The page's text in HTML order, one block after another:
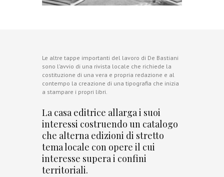
Le altre tappe importanti del lavoro di De Bastiani
sono l’avvio di una rivista locale che richiede la
costituzione di una vera e propria redazione e al
contempo la creazione di una tipografia che inizia
a stampare i propri libri.
La casa editrice allarga i suoi
interessi costruendo un catalogo
che alterna edizioni di stretto
tema locale con opere il cui
interesse supera i confini
territoriali.